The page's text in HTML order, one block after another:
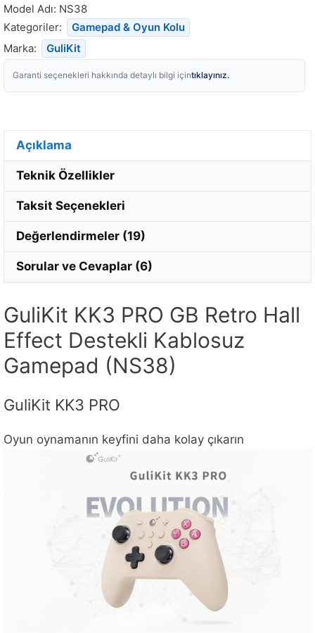
Model Adı: NS38
Kategoriler:
Gamepad & Oyun Kolu
Marka:
GuliKit
Garanti seçenekleri hakkında detaylı bilgi içintıklayınız.
Açıklama
Teknik Özellikler
Taksit Seçenekleri
Değerlendirmeler (19)
Sorular ve Cevaplar (6)
GuliKit KK3 PRO GB Retro Hall
Effect Destekli Kablosuz
Gamepad (NS38)
GuliKit KK3 PRO
Oyun oynamanın keyfini daha kolay çıkarın